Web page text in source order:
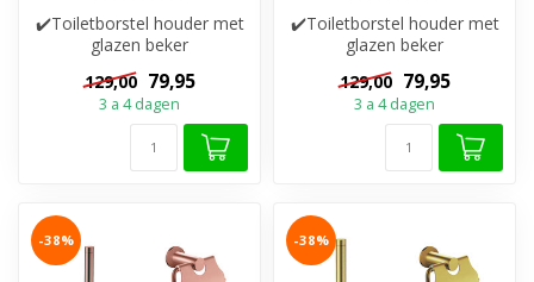
✔️Toiletborstel houder met
glazen beker
✔️Handdoekhaak
129,00 79,95
3 a 4 dagen
✔️Toiletborstel houder met
glazen beker
✔️Handdoekhaak
129,00 79,95
3 a 4 dagen
-38% -38%